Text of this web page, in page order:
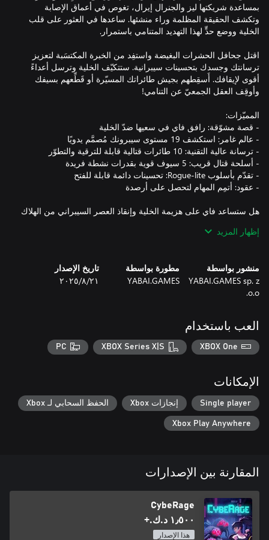
بمساعدة شريكتها ليز والجنرال إيرال، تغوص في أعماق الإصابة
وتكشف الحقيقة المظلمة وراء منشئها. ساعدها في العثور على قلب
اقتل جحافل الحشرات البغيضة واستفِد من الخبرة المكتسَبة لتعزيز
ترسانتك وجسدك بتحسينات سيبرانية. ستتكيّف الخلية وترسل أعداءً
أقوى لإيقافك. أَسقِطهم بجيش طائراتك المسيّرة أو قَطِّعهم بسيفك
هل ستساعد فاي على هزيمة الخلية وإنقاذ العصر السيبراني من الهلاك
إظهار المزيد
منشور بواسطة
YABAI.GAMES sp. z
o.o.
مطورة بواسطة
YABAI.GAMES
تاريخ الإصدار
٢١‏/٨‏/٢٠٢٥
العب باستخدام
XBOX One
XBOX Series X|S
PC
الإمكانات
Single player إنجازات Xbox الحفظ السحابي لـ Xbox
Xbox Play Anywhere
المقارنة بين الإصدارات
CybeRage
١٫٥٠٠ د.ك.‏+
هذا الإصدار